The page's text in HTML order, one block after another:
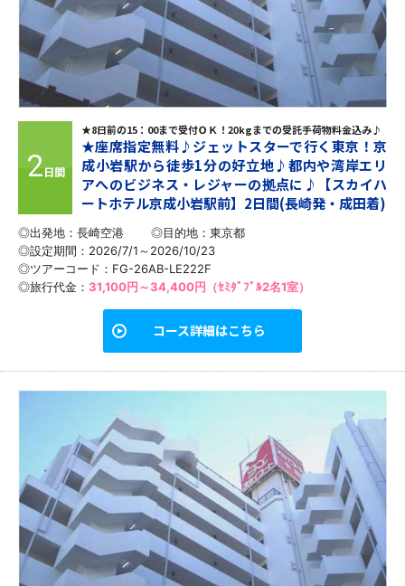
2日間
★8日前の15：00まで受付ＯＫ！20kgまでの受託手荷物料金込み♪
★座席指定無料♪ジェットスターで行く東京！京
成小岩駅から徒歩1分の好立地♪都内や湾岸エリ
アへのビジネス・レジャーの拠点に♪【スカイハ
ートホテル京成小岩駅前】2日間(長崎発・成田着)
◎出発地：長崎空港 ◎目的地： 東京都
◎設定期間：2026/7/1～2026/10/23
◎ツアーコード：FG-26AB-LE222F
◎旅行代金： 31,100円～34,400円（ｾﾐﾀﾞﾌﾞﾙ2名1室）
コース詳細はこちら